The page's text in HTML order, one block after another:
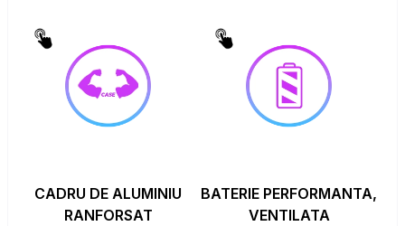
CADRU DE ALUMINIU
RANFORSAT
BATERIE PERFORMANTA,
VENTILATA